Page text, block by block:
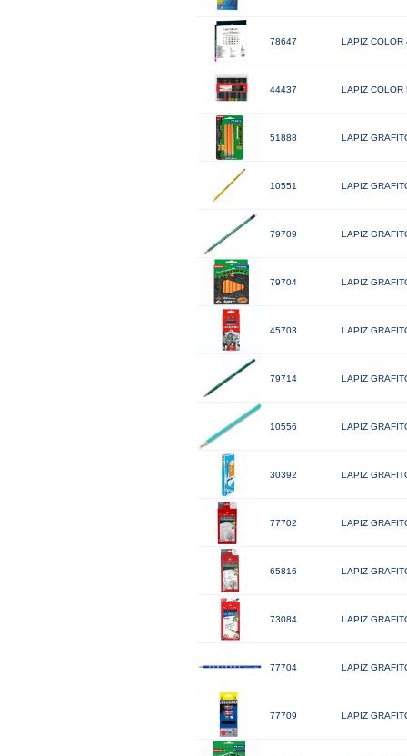
78647 LAPIZ COLOR
44437 LAPIZ COLOR
51888 LAPIZ
10551 LAPIZ
79709 LAPIZ
79704 LAPIZ
45703 LAPIZ
79714 LAPIZ
10556 LAPIZ
30392 LAPIZ
77702 LAPIZ
65816 LAPIZ
73084 LAPIZ
77704 LAPIZ
77709 LAPIZ